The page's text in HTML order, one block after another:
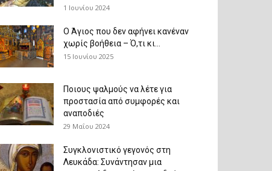
1 Ιουνίου 2024
Ο Άγιος που δεν αφήνει κανέναν
χωρίς βοήθεια – Ό,τι κι...
15 Ιουνίου 2025
Ποιους ψαλμούς να λέτε για
προστασία από συμφορές και
αναποδιές
29 Μαΐου 2024
Συγκλονιστικό γεγονός στη
Λευκάδα: Συνάντησαν μια